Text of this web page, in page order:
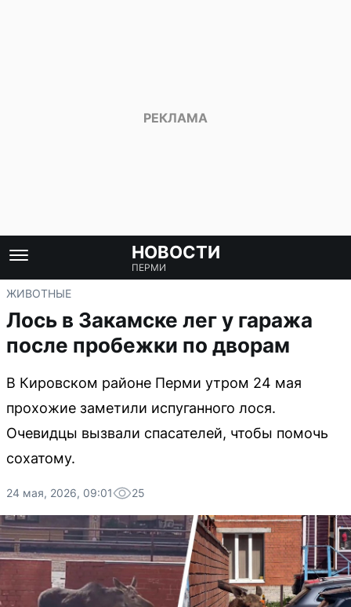
НОВОСТИ
ПЕРМИ
ЖИВОТНЫЕ
Лось в Закамске лег у гаража
после пробежки по дворам
В Кировском районе Перми утром 24 мая
прохожие заметили испуганного лося.
Очевидцы вызвали спасателей, чтобы помочь
сохатому.
24 мая, 2026, 09:01 25